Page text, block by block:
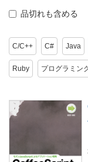
品切れも含める
C/C++ C# Java
Ruby プログラミン